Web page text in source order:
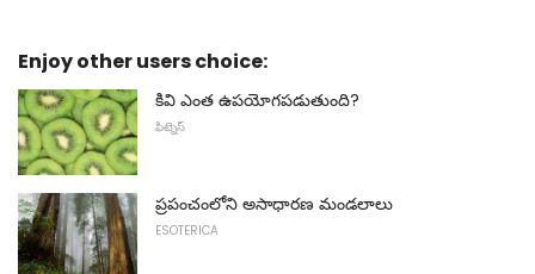
Enjoy other users choice:
కివి ఎంత ఉపయోగపడుతుంది?
ఫిట్నెస్
ప్రపంచంలోని అసాధారణ మండలాలు
ESOTERICA